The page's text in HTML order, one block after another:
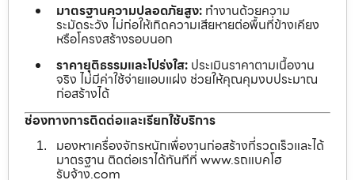
มาตรฐานความปลอดภัยสูง: ทำงานด้วยความ
ระมัดระวัง ไม่ก่อให้เกิดความเสียหายต่อพื้นที่ข้างเคียง
หรือโครงสร้างรอบนอก
ราคายุติธรรมและโปร่งใส: ประเมินราคาตามเนื้องาน
จริง ไม่มีค่าใช้จ่ายแอบแฝง ช่วยให้คุณคุมงบประมาณ
ก่อสร้างได้
ช่องทางการติดต่อและเรียกใช้บริการ
มองหาเครื่องจักรหนักเพื่องานก่อสร้างที่รวดเร็วและได้
มาตรฐาน ติดต่อเราได้ทันทีที่ www.รถแบคโฮ
รับจ้าง.com